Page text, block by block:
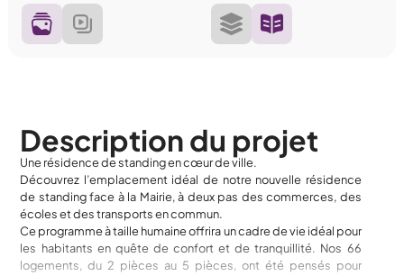
Description du projet
Une résidence de standing en cœur de ville.
Découvrez l’emplacement idéal de notre nouvelle résidence
de standing face à la Mairie, à deux pas des commerces, des
écoles et des transports en commun.
Ce programme à taille humaine offrira un cadre de vie idéal pour
les habitants en quête de confort et de tranquillité. Nos 66
logements, du 2 pièces au 5 pièces, ont été pensés pour